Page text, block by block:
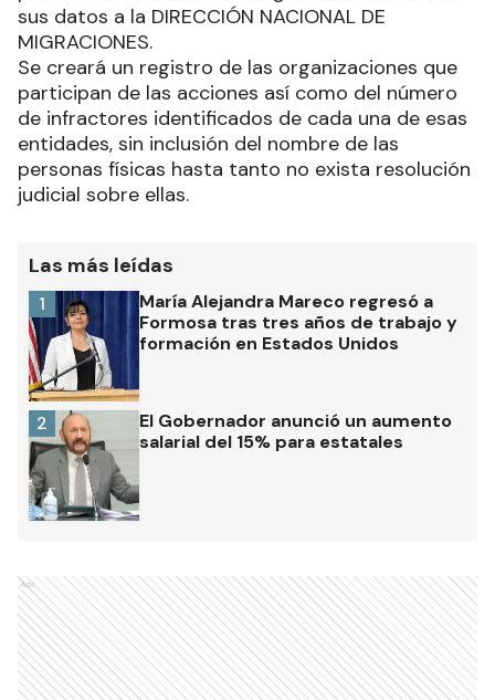
sus datos a la DIRECCIÓN NACIONAL DE
MIGRACIONES.
Se creará un registro de las organizaciones que
participan de las acciones así como del número
de infractores identificados de cada una de esas
entidades, sin inclusión del nombre de las
personas físicas hasta tanto no exista resolución
judicial sobre ellas.
Las más leídas
María Alejandra Mareco regresó a
Formosa tras tres años de trabajo y
formación en Estados Unidos
1
El Gobernador anunció un aumento
salarial del 15% para estatales
2
Ads